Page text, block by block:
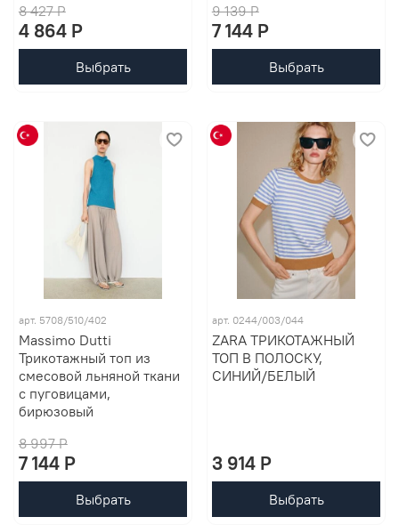
8 427 P
4 864 P
Выбрать
9 139 P
7 144 P
Выбрать
арт. 5708/510/402
Massimo Dutti
Трикотажный топ из
смесовой льняной ткани
с пуговицами,
бирюзовый
8 997 P
7 144 P
Выбрать
арт. 0244/003/044
ZARA ТРИКОТАЖНЫЙ
ТОП В ПОЛОСКУ,
СИНИЙ/БЕЛЫЙ
3 914 P
Выбрать